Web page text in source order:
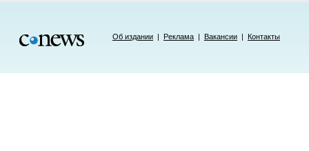
Об издании | Реклама | Вакансии | Контакты